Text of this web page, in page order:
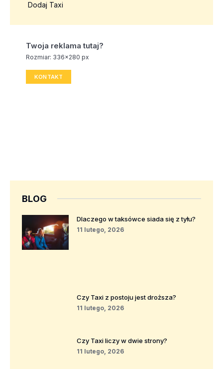
Dodaj Taxi
Twoja reklama tutaj?
Rozmiar: 336x280 px
KONTAKT
BLOG
Dlaczego w taksówce siada się z tyłu?
11 lutego, 2026
Czy Taxi z postoju jest droższa?
11 lutego, 2026
Czy Taxi liczy w dwie strony?
11 lutego, 2026